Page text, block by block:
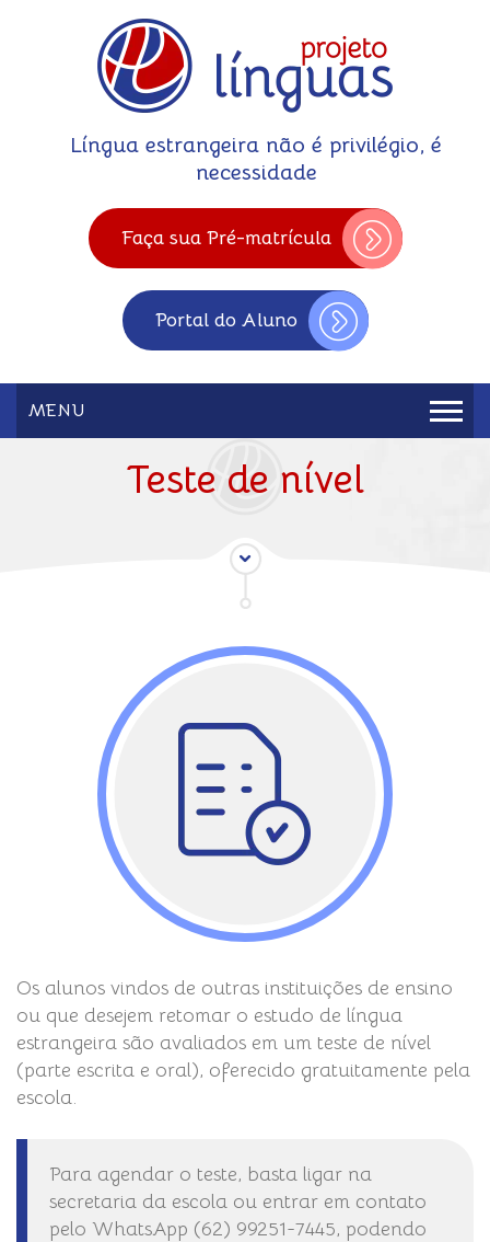
Língua estrangeira não é privilégio, é
necessidade
Faça sua Pré-matrícula
Portal do Aluno
MENU
Teste de nível
Os alunos vindos de outras instituições de ensino
ou que desejem retomar o estudo de língua
estrangeira são avaliados em um teste de nível
(parte escrita e oral), oferecido gratuitamente pela
escola.
Para agendar o teste, basta ligar na
secretaria da escola ou entrar em contato
pelo WhatsApp (62) 99251-7445, podendo